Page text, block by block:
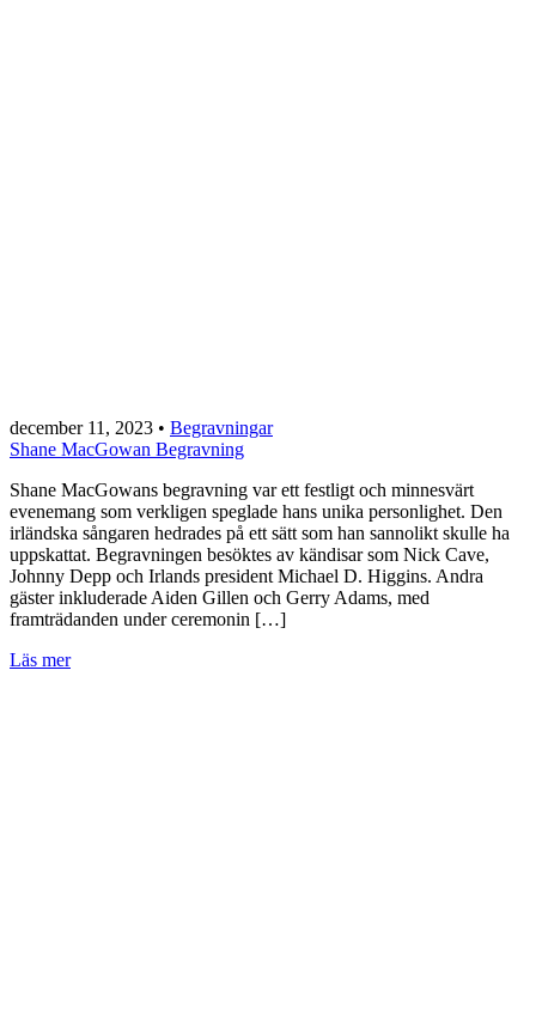
december 11, 2023 • Begravningar
Shane MacGowan Begravning
Shane MacGowans begravning var ett festligt och minnesvärt
evenemang som verkligen speglade hans unika personlighet. Den
irländska sångaren hedrades på ett sätt som han sannolikt skulle ha
uppskattat. Begravningen besöktes av kändisar som Nick Cave,
Johnny Depp och Irlands president Michael D. Higgins. Andra
gäster inkluderade Aiden Gillen och Gerry Adams, med
framträdanden under ceremonin […]
Läs mer